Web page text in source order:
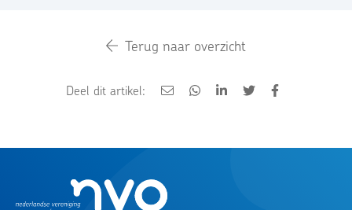
Terug naar overzicht
Deel dit artikel: